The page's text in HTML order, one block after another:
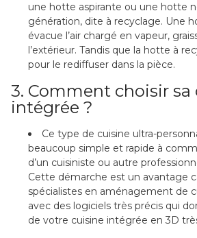
une hotte aspirante ou une hotte
génération, dite à recyclage. Une
évacue l’air chargé en vapeur,
l’extérieur. Tandis que la hotte à
pour le rediffuser dans la pièce.
3. Comment choisir sa
intégrée ?
Ce type de cuisine ultra-
beaucoup simple et rapide à
d’un cuisiniste ou autre
Cette démarche est un avantage
spécialistes en aménagement de
avec des logiciels très précis qui
de votre cuisine intégrée en 3D